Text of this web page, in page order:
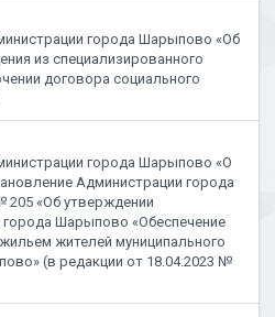
города Шарыпово «Об
из специализированного
договора социального
города Шарыпово «О
Администрации города
205 «Об утверждении
Шарыпово «Обеспечение
жителей муниципального
(в редакции от 18.04.2023 №